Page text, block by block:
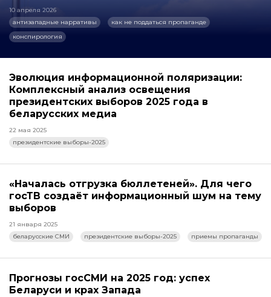
10 апреля 2026
антизападные нарративы
как не поддаться пропаганде
конспирология
Эволюция информационной поляризации:
Комплексный анализ освещения
президентских выборов 2025 года в
беларусских медиа
22 мая 2025
президентские выборы-2025
«Началась отгрузка бюллетеней». Для чего
госТВ создаёт информационный шум на тему
выборов
21 января 2025
беларусские СМИ
президентские выборы-2025 приемы пропаганды
Прогнозы госСМИ на 2025 год: успех
Беларуси и крах Запада